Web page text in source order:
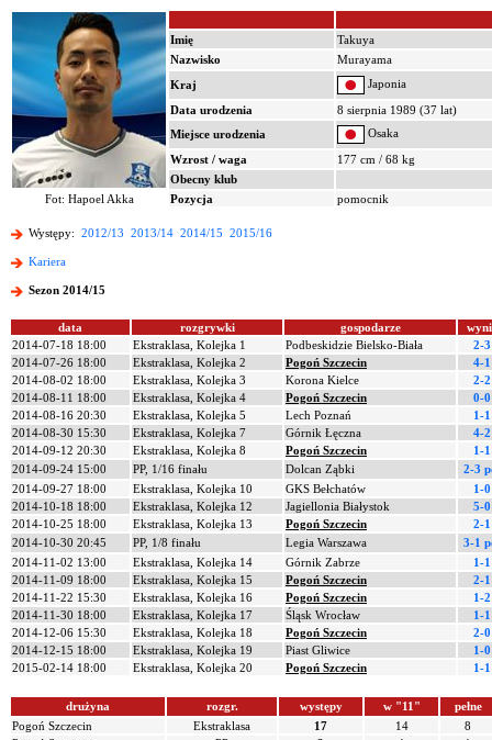
Imię
Takuya
Nazwisko
Murayama
Kraj
Japonia
Data urodzenia
8 sierpnia 1989 (37 lat)
Miejsce urodzenia
Osaka
Wzrost / waga
177 cm / 68 kg
Obecny klub
Fot: Hapoel Akka
Pozycja pomocnik
Występy: 2012/13 2013/14 2014/15 2015/16
Kariera
Sezon 2014/15
data rozgrywki gospodarze
2014-07-18 18:00
Ekstraklasa, Kolejka 1 Podbeskidzie Bielsko-Biała
2-3
2014-07-26 18:00
Ekstraklasa, Kolejka 2 Pogoń Szczecin
4-1
2014-08-02 18:00
Ekstraklasa, Kolejka 3 Korona Kielce
2-2
2014-08-11 18:00
Ekstraklasa, Kolejka 4 Pogoń Szczecin
0-0
2014-08-16 20:30
Ekstraklasa, Kolejka 5 Lech Poznań
1-1
2014-08-30 15:30
Ekstraklasa, Kolejka 7 Górnik Łęczna
4-2
2014-09-12 20:30
Ekstraklasa, Kolejka 8 Pogoń Szczecin
1-1
2014-09-24 15:00
PP, 1/16 finału Dolcan Ząbki
2-3
2014-09-27 18:00
Ekstraklasa, Kolejka 10 GKS Bełchatów
1-0
2014-10-18 18:00
Ekstraklasa, Kolejka 12 Jagiellonia Białystok
5-0
2014-10-25 18:00
Ekstraklasa, Kolejka 13 Pogoń Szczecin
2-1
2014-10-30 20:45
PP, 1/8 finału Legia Warszawa
3-1
2014-11-02 13:00
Ekstraklasa, Kolejka 14 Górnik Zabrze
1-1
2014-11-09 18:00
Ekstraklasa, Kolejka 15 Pogoń Szczecin
2-1
2014-11-22 15:30
Ekstraklasa, Kolejka 16 Pogoń Szczecin
1-2
2014-11-30 18:00
Ekstraklasa, Kolejka 17 Śląsk Wrocław
1-1
2014-12-06 15:30
Ekstraklasa, Kolejka 18 Pogoń Szczecin
2-0
2014-12-15 18:00
Ekstraklasa, Kolejka 19 Piast Gliwice
1-0
2015-02-14 18:00
Ekstraklasa, Kolejka 20 Pogoń Szczecin 1-1
drużyna rozgr. występy w "11"
pełne
Pogoń Szczecin
Ekstraklasa 17 14
8